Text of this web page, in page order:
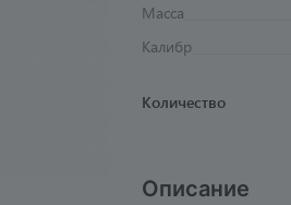
Масса
Калибр
Количество
Описание